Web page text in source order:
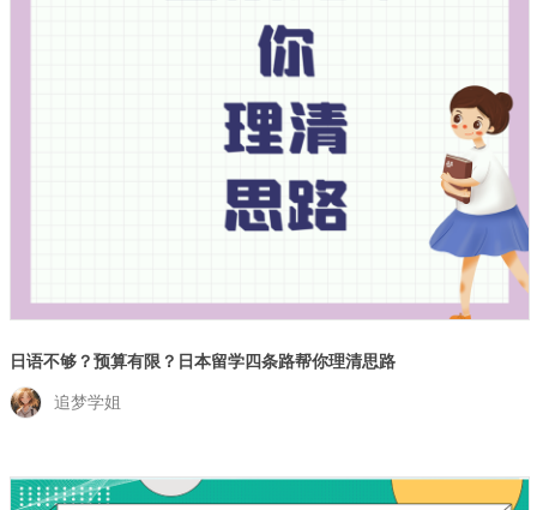
日语不够？预算有限？日本留学四条路帮你理清思路
追梦学姐